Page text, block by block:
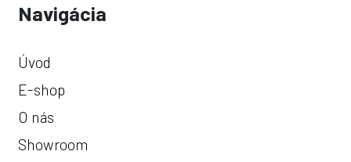
Navigácia
Úvod
E-shop
O nás
Showroom